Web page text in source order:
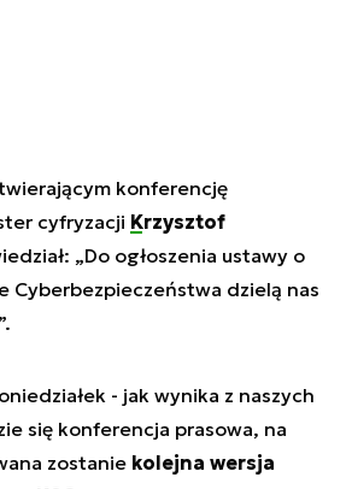
konferencję
cyfryzacji Krzysztof
„Do ogłoszenia ustawy o
Cyberbezpieczeństwa dzielą nas
- jak wynika z naszych
się konferencja prasowa, na
zostanie kolejna wersja